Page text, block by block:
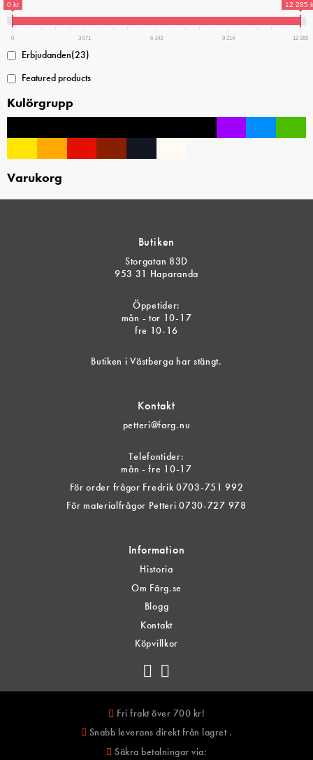
0 kr 12 285
0 3 071 6 143 9 214 12 285
Erbjudanden(23)
Featured products
Kulörgrupp
Varukorg
Butiken
Storgatan 83D
953 31 Haparanda
Öppetider:
mån - tor 10-17
fre 10-16
Butiken i Västberga har stängt.
Kontakt
petteri@farg.nu
Telefontider:
mån - fre 10-17
För order frågor Fredrik 0703-751 992
För materialfrågor Petteri 0730-727 978
Information
Historia
Om Färg.se
Blogg
Kontakt
Köpvillkor
Fri frakt över 700 kr!
Snabb leverans direkt från lagret .
Säkra betalningar via: